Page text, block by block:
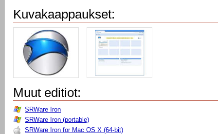
Kuvakaappaukset:
Muut editiot:
SRWare Iron
SRWare Iron (portable)
SRWare Iron for Mac OS X (64-bit)